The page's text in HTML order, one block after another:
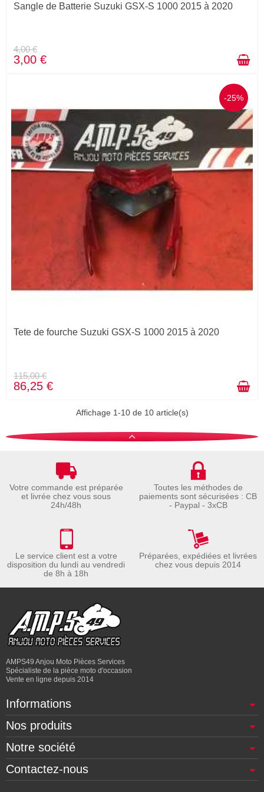
Sangle de Batterie Suzuki GSX-S 1000 2015 à 2020
4,00 €
3,00 €
-25%
Tete de fourche Suzuki GSX-S 1000 2015 à 2020
115,00 €
86,25 €
Affichage 1-10 de 10 article(s)
Votre commande est préparée
et livrée chez vous sous
24h/48h
Toutes les méthodes de
paiements sont sécurisées : CB
- Paypal - 3xCB
Le service client est a votre
disposition du lundi au vendredi
de 8h à 18h
Préparées, expédiées et livrées
chez vous depuis 2014
AMPS49 Anjou Moto Pièces Services
Spécialiste de la pièce moto d'occasion
Vente en ligne depuis 2014
Informations
Nos produits
Notre société
Contactez-nous